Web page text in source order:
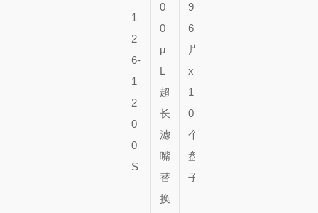
1
2
6-
1
2
0
0
S
0
0
µ
L
超
长
滤
嘴
替
换
9
6
片
x
1
0
个
盘
子